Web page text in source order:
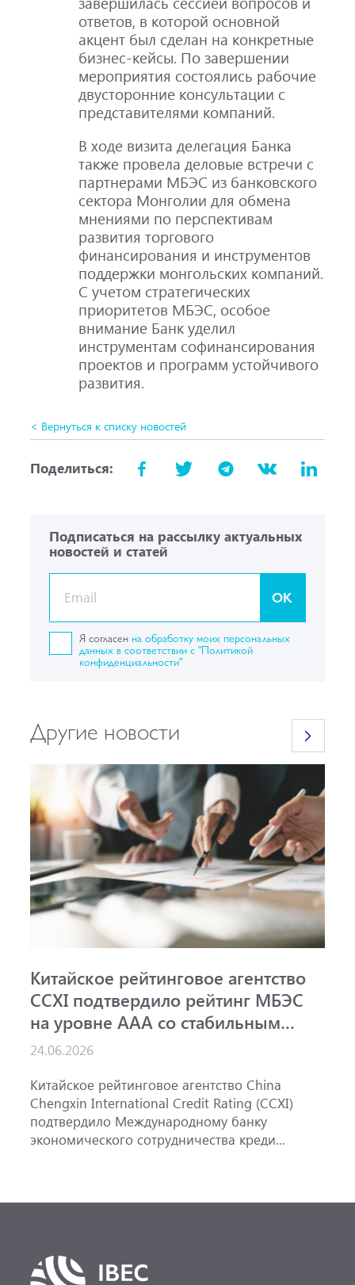
ответов, в которой основной
акцент был сделан на конкретные
бизнес-кейсы. По завершении
мероприятия состоялись рабочие
двусторонние консультации с
представителями компаний.
В ходе визита делегация Банка
также провела деловые встречи с
партнерами МБЭС из банковского
сектора Монголии для обмена
мнениями по перспективам
развития торгового
финансирования и инструментов
поддержки монгольских компаний.
С учетом стратегических
приоритетов МБЭС, особое
внимание Банк уделил
инструментам софинансирования
проектов и программ устойчивого
развития.
< Вернуться к списку новостей
Поделиться:
Подписаться на рассылку актуальных
новостей и статей
OK
Я согласен на обработку моих персональных
данных в соответствии с "Политикой
конфиденциальности"
Другие новости
Китайское рейтинговое агентство
CCXI подтвердило рейтинг МБЭС
на уровне AAA со стабильным
прогнозом
24.06.2026
Китайское рейтинговое агентство China
Chengxin International Credit Rating (CCXI)
подтвердило Международному банку
экономического сотрудничества креди...